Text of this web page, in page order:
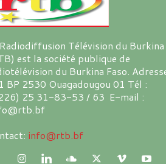
Télévision du Burkina
est la société publique de
du Burkina Faso.
BP 2530 Ouagadougou 01 Tél :
25 31-83-53 / 63 E-mail :
info@rtb.bf